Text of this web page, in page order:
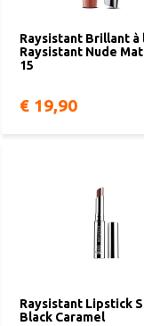
Raysistant Brillant à
Raysistant Nude Mat
15
€ 19,90
Raysistant Lipstick
Black Caramel